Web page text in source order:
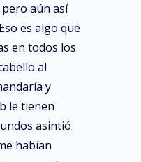
aún así
es algo que
en todos los
al
y
le tienen
asintió
habían